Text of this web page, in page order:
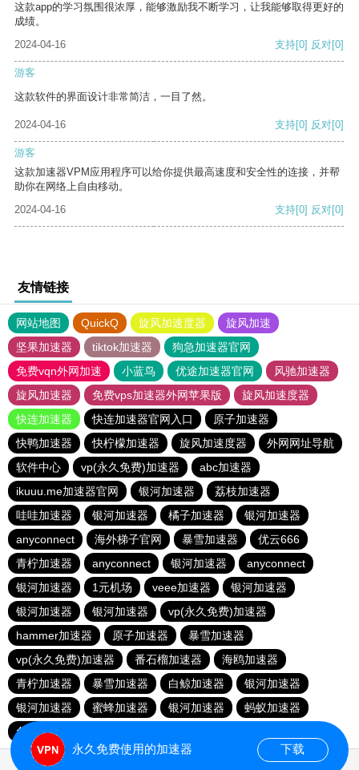
这款app的学习氛围很浓厚，能够激励我不断学习，让我能够取得更好的
成绩。
2024-04-16
支持[0] 反对[0]
游客
这款软件的界面设计非常简洁，一目了然。
2024-04-16 支持[0] 反对[0]
游客
这款加速器VPM应用程序可以给你提供最高速度和安全性的连接，并帮
助你在网络上自由移动。
2024-04-16
支持[0] 反对[0]
友情链接
网站地图 QuickQ 旋风加速度器
旋风加速
坚果加速器
tiktok加速器
狗急加速器官网
免费vqn外网加速
小蓝鸟 优途加速器官网
风驰加速器
旋风加速器
免费vps加速器外网苹果版
旋风加速度器
快连加速器
快连加速器官网入口
原子加速器
快鸭加速器
快柠檬加速器 旋风加速度器
外网网址导航
软件中心
vp(永久免费)加速器
abc加速器
ikuuu.me加速器官网
银河加速器
荔枝加速器
哇哇加速器
银河加速器 橘子加速器
银河加速器
anyconnect
海外梯子官网 暴雪加速器
优云666
青柠加速器
anyconnect 银河加速器
anyconnect
银河加速器
1元机场 veee加速器
银河加速器
银河加速器
银河加速器
vp(永久免费)加速器
hammer加速器
原子加速器
暴雪加速器
vp(永久免费)加速器
番石榴加速器
海鸥加速器
青柠加速器
暴雪加速器 白鲸加速器
银河加速器
银河加速器
蜜蜂加速器 银河加速器
蚂蚁加速器
免费海外pvn加速器
永久免费使用的加速器 下载